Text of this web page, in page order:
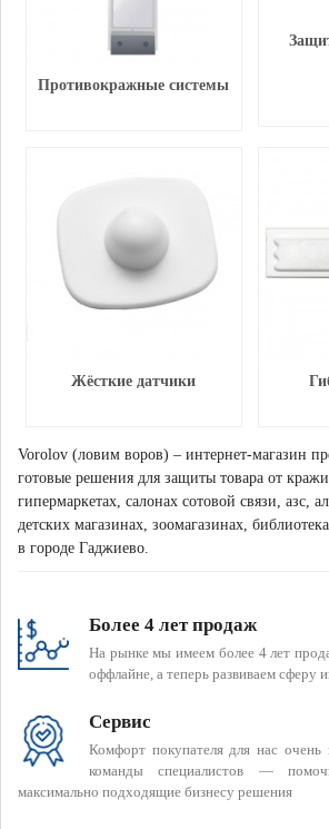
Противокражные системы
Жёсткие датчики
Vorolov (ловим воров) – интернет-магазин
готовые решения для защиты товара от
гипермаркетах, салонах сотовой связи, азс,
детских магазинах, зоомагазинах,
в городе Гаджиево.
Более 4 лет продаж
На рынке мы имеем более 4 лет
оффлайне, а теперь развиваем сферу
Сервис
Комфорт покупателя для нас очень
команды специалистов —
максимально подходящие бизнесу решения